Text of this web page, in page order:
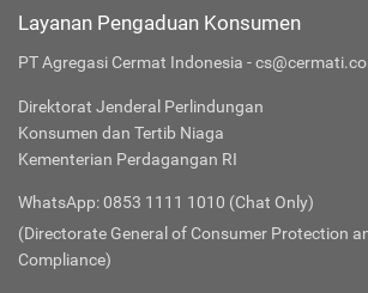
Layanan Pengaduan Konsumen
PT Agregasi Cermat Indonesia -
Direktorat Jenderal Perlindungan
Konsumen dan Tertib Niaga
Kementerian Perdagangan RI
WhatsApp: 0853 1111 1010 (Chat Only)
(Directorate General of Consumer Protection
Compliance)